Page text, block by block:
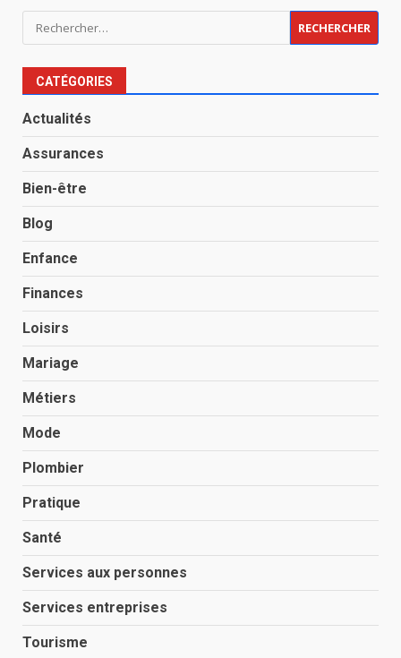
Rechercher :
CATÉGORIES
Actualités
Assurances
Bien-être
Blog
Enfance
Finances
Loisirs
Mariage
Métiers
Mode
Plombier
Pratique
Santé
Services aux personnes
Services entreprises
Tourisme